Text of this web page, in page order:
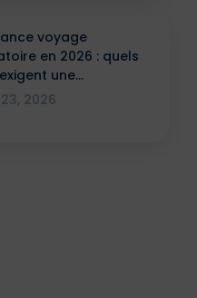
voyage
en 2026 : quels
une
?
2026